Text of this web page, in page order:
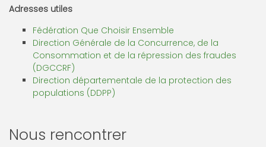
Adresses utiles
Fédération Que Choisir Ensemble
Direction Générale de la Concurrence, de la
Consommation et de la répression des fraudes
(DGCCRF)
Direction départementale de la protection des
populations (DDPP)
Nous rencontrer